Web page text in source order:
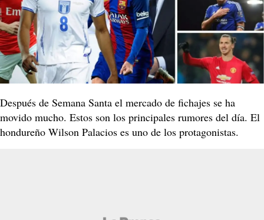
Después de Semana Santa el mercado de fichajes se ha
movido mucho. Estos son los principales rumores del día. El
hondureño Wilson Palacios es uno de los protagonistas.